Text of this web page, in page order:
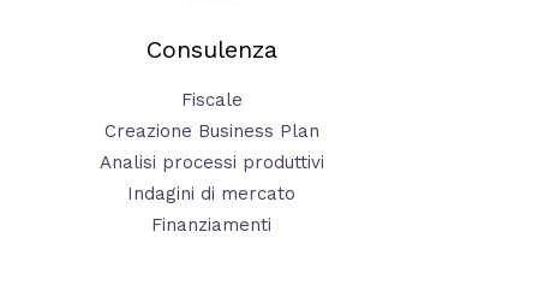
Consulenza
Fiscale
Creazione Business Plan
Analisi processi produttivi
Indagini di mercato
Finanziamenti